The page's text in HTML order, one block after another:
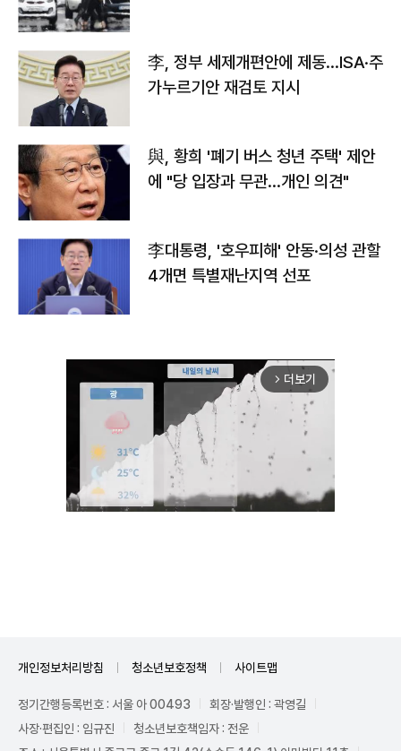
李, 정부 세제개편안에 제동…ISA·주
가누르기안 재검토 지시
與, 황희 '폐기 버스 청년 주택' 제안
에 "당 입장과 무관…개인 의견"
李대통령, '호우피해' 안동·의성 관할
4개면 특별재난지역 선포
arrow_forward_ios 더보기
개인정보처리방침 청소년보호정책 사이트맵
정기간행등록번호 : 서울 아 00493
회장·발행인 : 곽영길
사장·편집인 : 임규진
청소년보호책임자 : 전운